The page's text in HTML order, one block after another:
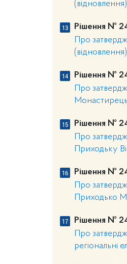
Рішення №
Про
Рішення №
Про
Рішення №
Про
Приходьку
Рішення №
Про
Приходько
Рішення №
Про
регіональні